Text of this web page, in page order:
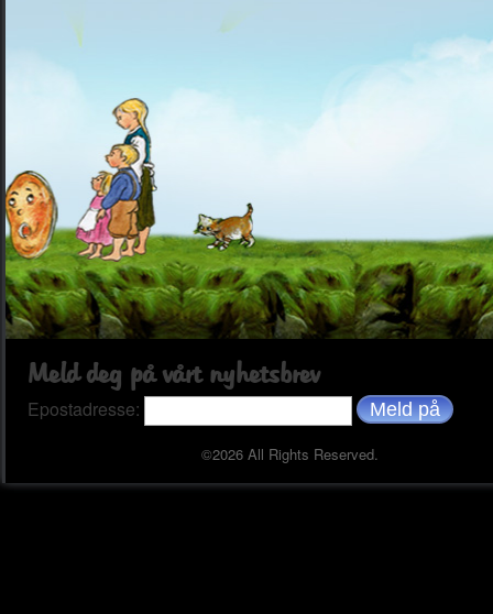
Meld deg på vårt nyhetsbrev
Epostadresse:
©2026 All Rights Reserved.